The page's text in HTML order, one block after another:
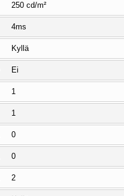
250 cd/m²
4ms
Kyllä
Ei
1
1
0
0
2